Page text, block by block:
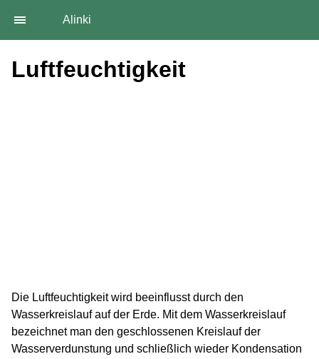
Alinki
Luftfeuchtigkeit
Die Luftfeuchtigkeit wird beeinflusst durch den
Wasserkreislauf auf der Erde. Mit dem Wasserkreislauf
bezeichnet man den geschlossenen Kreislauf der
Wasserverdunstung und schließlich wieder Kondensation